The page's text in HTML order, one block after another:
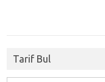
Tarif Bul